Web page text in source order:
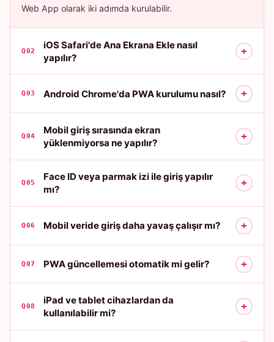
Web App olarak iki adımda kurulabilir.
Q02
iOS Safari'de Ana Ekrana Ekle nasıl
yapılır?
+
Q03 Android Chrome'da PWA kurulumu nasıl? +
Q04
Mobil giriş sırasında ekran
yüklenmiyorsa ne yapılır?
+
Q05
Face ID veya parmak izi ile giriş yapılır
mı?
+
Q06 Mobil veride giriş daha yavaş çalışır mı? +
Q07 PWA güncellemesi otomatik mi gelir? +
Q08
iPad ve tablet cihazlardan da
kullanılabilir mi?
+